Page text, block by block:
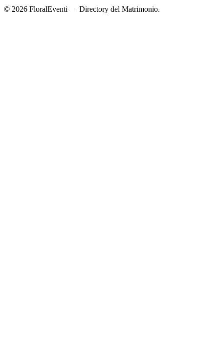
© 2026 FloralEventi — Directory del Matrimonio.